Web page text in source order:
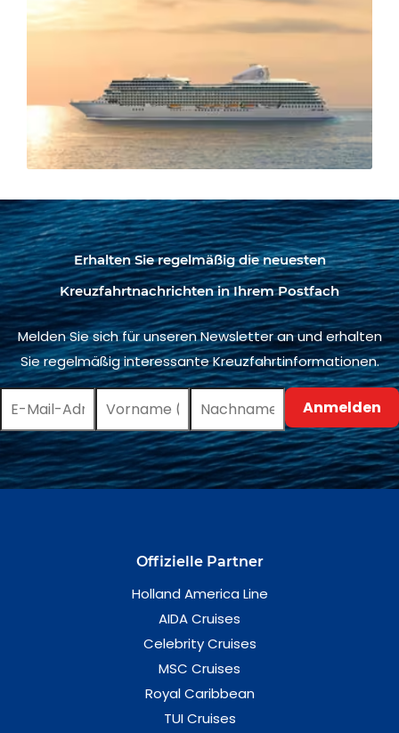
Erhalten Sie regelmäßig die neuesten
Kreuzfahrtnachrichten in Ihrem Postfach
Melden Sie sich für unseren Newsletter an und erhalten
Sie regelmäßig interessante Kreuzfahrtinformationen.
Offizielle Partner
Holland America Line
AIDA Cruises
Celebrity Cruises
MSC Cruises
Royal Caribbean
TUI Cruises